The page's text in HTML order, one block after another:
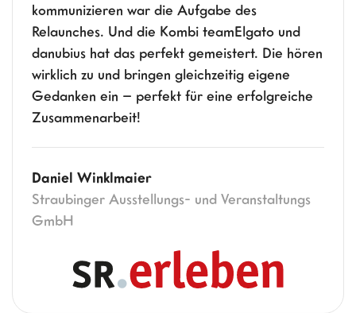
kommunizieren war die Aufgabe des
Relaunches. Und die Kombi teamElgato und
danubius hat das perfekt gemeistert. Die hören
wirklich zu und bringen gleichzeitig eigene
Gedanken ein – perfekt für eine erfolgreiche
Zusammenarbeit!
Daniel Winklmaier
Straubinger Ausstellungs- und Veranstaltungs
GmbH